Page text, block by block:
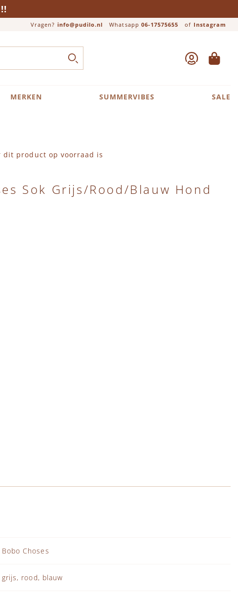
Vragen? info@pudilo.nl Whatsapp 06-17575655 of Instagram
Close search
ZOEK ACCOUNT
MERKEN SUMMERVIBES SALE
product op voorraad is
Sok Grijs/Rood/Blauw Hond
Bobo Choses
grijs, rood, blauw